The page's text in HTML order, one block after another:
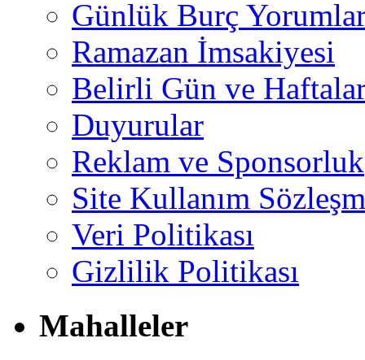
Günlük Burç
Ramazan İmsakiyesi
Belirli Gün ve
Duyurular
Reklam ve Sponsorluk
Site Kullanım
Veri Politikası
Gizlilik Politikası
Mahalleler